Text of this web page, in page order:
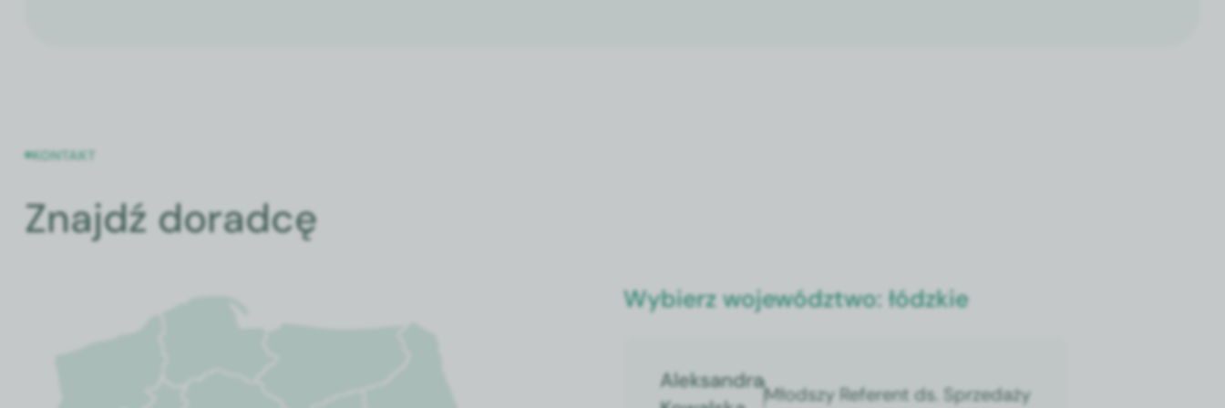
KONTAKT
Znajdź doradcę
Wybierz województwo:łódzkie
Aleksandra
Młodszy Referent ds. Sprzedaży